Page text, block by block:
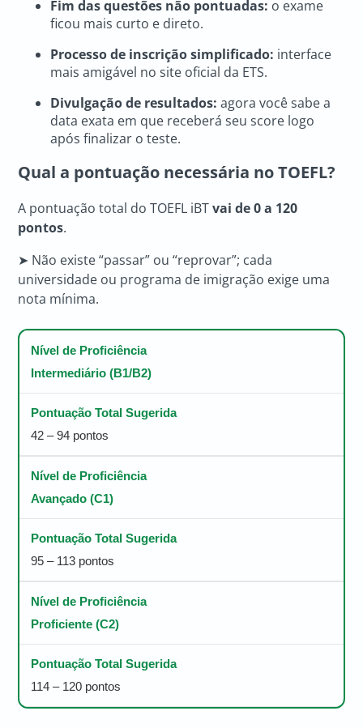
Fim das questões não pontuadas: o exame
ficou mais curto e direto.
Processo de inscrição simplificado: interface
mais amigável no site oficial da ETS.
Divulgação de resultados: agora você sabe a
data exata em que receberá seu score logo
após finalizar o teste.
Qual a pontuação necessária no TOEFL?
A pontuação total do TOEFL iBTvai de 0 a 120
pontos.
➤ Não existe “passar” ou “reprovar”; cada
universidade ou programa de imigração exige uma
nota mínima.
Intermediário (B1/B2)
42 – 94 pontos
Avançado (C1)
95 – 113 pontos
Proficiente (C2)
114 – 120 pontos